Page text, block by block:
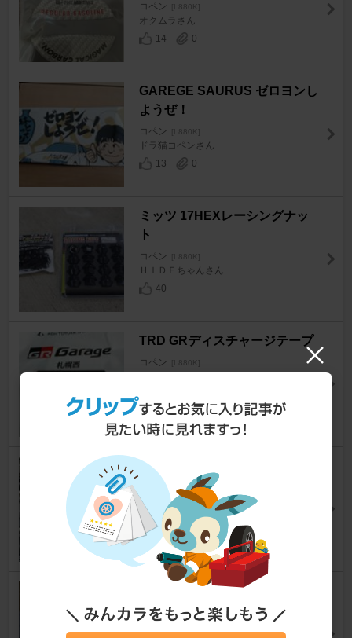
コペン [L880K]
オクムラさん
14
0
GAREGE SAURUS ゼロヨンし
ようぜ！
コペン [L880K]
ドラ猫コペンさん
13
0
ミッツ 17HEXレーシングナッ
ト
コペン [L880K]
ＨＩＤＥちゃんさん
40
TRD GRディスチャージテープ
コペン [L880K]
雪風@Ｌ880Ｋさん
CC-sport インテークシステム
COOK BOA & SNAKE HEAD
コペン [L880K]
ayomootさん
24
メーカー不明 スロットルスペー
サー
コペン [L880K]